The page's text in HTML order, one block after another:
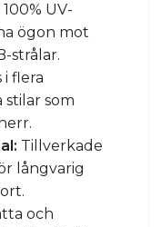
UV-
ögon mot
strålar.
i flera
stilar som
Tillverkade
långvarig
och